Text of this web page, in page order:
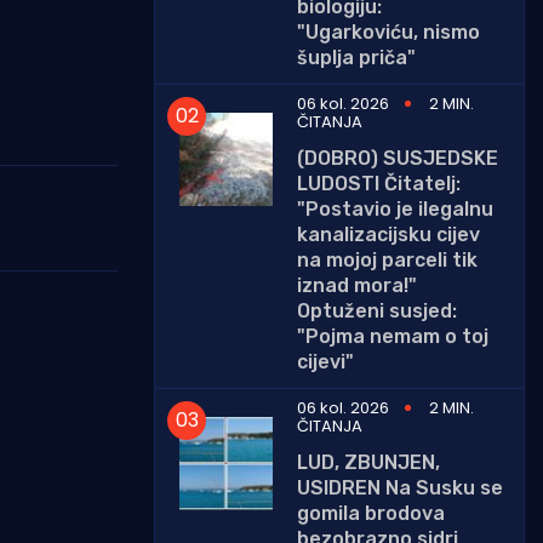
biologiju:
"Ugarkoviću, nismo
šuplja priča"
06 kol. 2026
2 MIN.
ČITANJA
(DOBRO) SUSJEDSKE
LUDOSTI Čitatelj:
"Postavio je ilegalnu
kanalizacijsku cijev
na mojoj parceli tik
iznad mora!"
Optuženi susjed:
"Pojma nemam o toj
cijevi"
06 kol. 2026
2 MIN.
ČITANJA
LUD, ZBUNJEN,
USIDREN Na Susku se
gomila brodova
bezobrazno sidri